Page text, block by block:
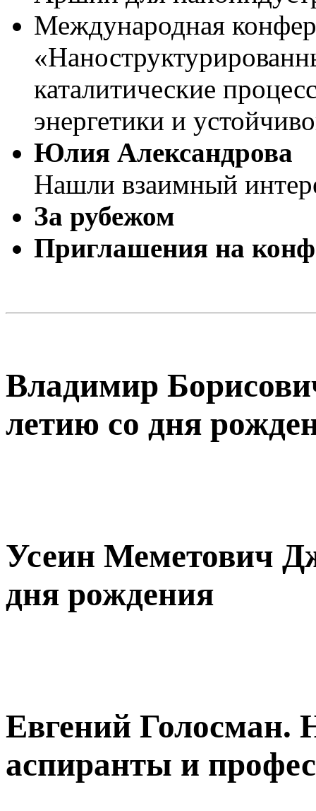
Международная
каталитические
энергетики и
Юлия Александрова
Нашли взаимный
За рубежом
Приглашения на
Владимир
летию со дня
Усеин Меметович
дня рождения
Евгений Голосман.
аспиранты и